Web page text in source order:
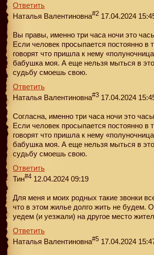
Ответить
Наталья Валентиновна#2 17.04.2024
Вы правы, именно три часа ночи это
Если человек просыпается постоянно в
говорят что пришла к нему
бабушка моя. А еще нельзя мыться в
судьбу смоешь свою.
Ответить
Наталья Валентиновна#3 17.04.2024
Согласна, именно три часа ночи это
Если человек просыпается постоянно в
говорят что пришла к нему
бабушка моя. А еще нельзя мыться в
судьбу смоешь свою.
Ответить
Тин#4 12.04.2024 09:19
Для меня и моих родных такие звонки
что в этом жилье долго жить не будем.
уедем (и уезжали) на другое место
Ответить
Наталья Валентиновна#5 17.04.2024